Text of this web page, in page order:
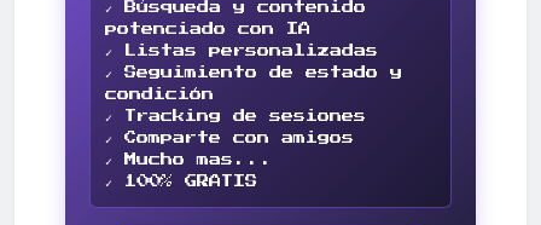
✓ Búsqueda y contenido
potenciado con IA
✓ Listas personalizadas
✓ Seguimiento de estado y
condición
✓ Tracking de sesiones
✓ Comparte con amigos
✓ Mucho mas...
✓ 100% GRATIS